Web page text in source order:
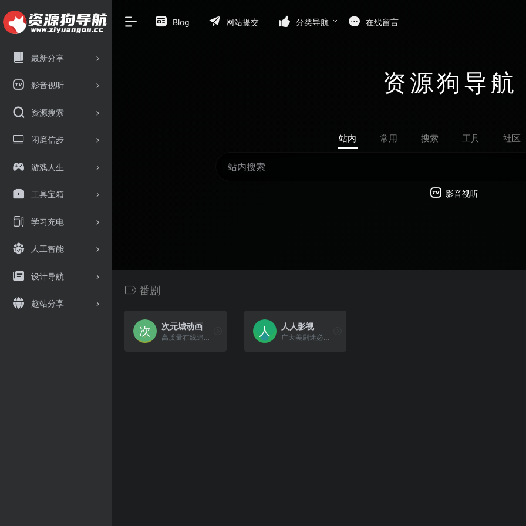
最新分享
影音视听
资源搜索
闲庭信步
游戏人生
工具宝箱
学习充电
人工智能
设计导航
趣站分享
Blog 网站提交 分类导航 在线留言
资源狗导航
站内 常用 搜索 工具 社区
影音视听
番剧
次元城动画
高质量在线追番网站！
人人影视
广大美剧迷必收藏的美剧网站。